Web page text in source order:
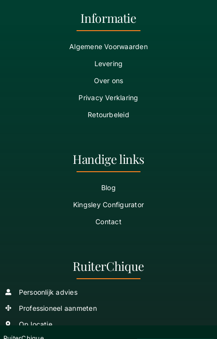
Informatie
Algemene Voorwaarden
Levering
Over ons
Privacy Verklaring
Retourbeleid
Handige links
Blog
Kingsley Configurator
Contact
RuiterChique
Persoonlijk advies
Professioneel aanmeten
Op locatie